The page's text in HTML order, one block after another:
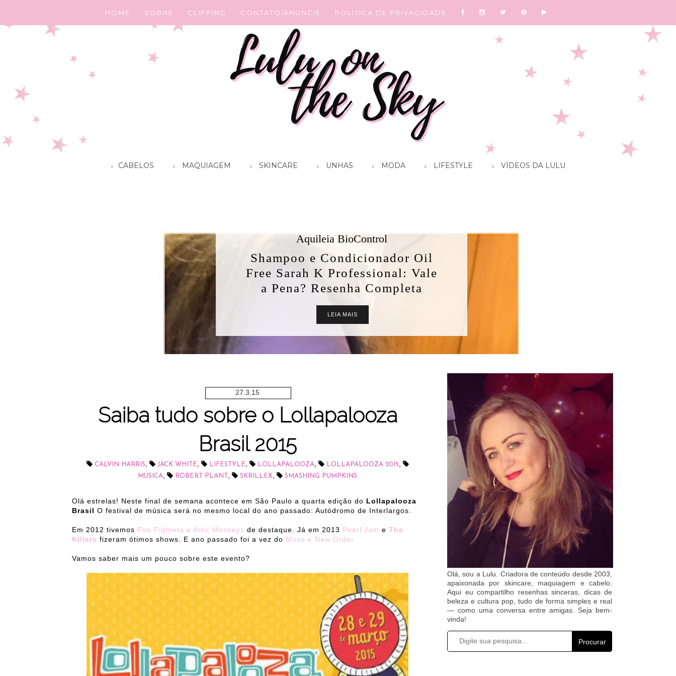
HOME SOBRE CLIPPING CONTATO/ANUNCIE POLÍTICA DE PRIVACIDADE
CABELOS MAQUIAGEM SKINCARE UNHAS MODA LIFESTYLE VÍDEOS DA LULU
Aquileia BioControl
Shampoo e Condicionador Oil
Free Sarah K Professional: Vale
a Pena? Resenha Completa
LEIA MAIS
27.3.15
Saiba tudo sobre o Lollapalooza
Brasil 2015
CALVIN HARRIS JACK WHITE LIFESTYLE LOLLAPALOOZA LOLLAPALOOZA 2015
MÚSICA ROBERT PLANT SKRILLEX SMASHING PUMPKINS
Olá estrelas! Neste final de semana acontece em São Paulo a quarta edição do Lollapalooza
Brasil O festival de música será no mesmo local do ano passado: Autódromo de Interlargos.
Em 2012 tivemos Foo Fighters e Artic Monkeys de destaque. Já em 2013 Pearl Jam e The
Killers fizeram ótimos shows. E ano passado foi a vez do Muse e New Order
Vamos saber mais um pouco sobre este evento?
Olá, sou a Lulu. Criadora de conteúdo desde 2003,
apaixonada por skincare, maquiagem e cabelo.
Aqui eu compartilho resenhas sinceras, dicas de
beleza e cultura pop, tudo de forma simples e real
— como uma conversa entre amigas. Seja bem-
vinda!
Procurar